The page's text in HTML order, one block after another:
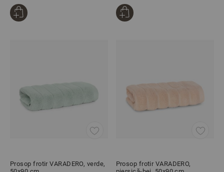
Prosop frotir VARADERO, verde,
Prosop frotir VARADERO,